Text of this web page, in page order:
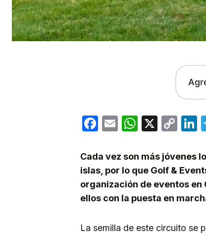
Facebook
Email X
Cada vez son más jóvenes
islas, por lo que Golf &
organización de eventos
ellos con la puesta en
La semilla de este circuito se